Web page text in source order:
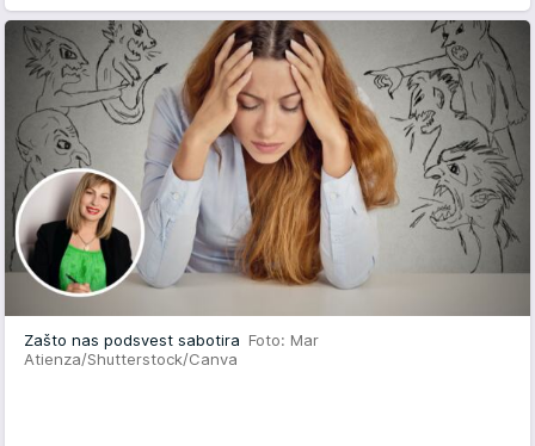
Zašto nas podsvest sabotira Foto: Mar
Atienza/Shutterstock/Canva